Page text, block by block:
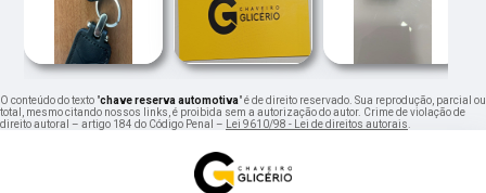
O conteúdo do texto "chave reserva automotiva" é de direito reservado. Sua reprodução, parcial ou
total, mesmo citando nossos links, é proibida sem a autorização do autor. Crime de violação de
direito autoral – artigo 184 do Código Penal –
Lei 9610/98 - Lei de direitos autorais